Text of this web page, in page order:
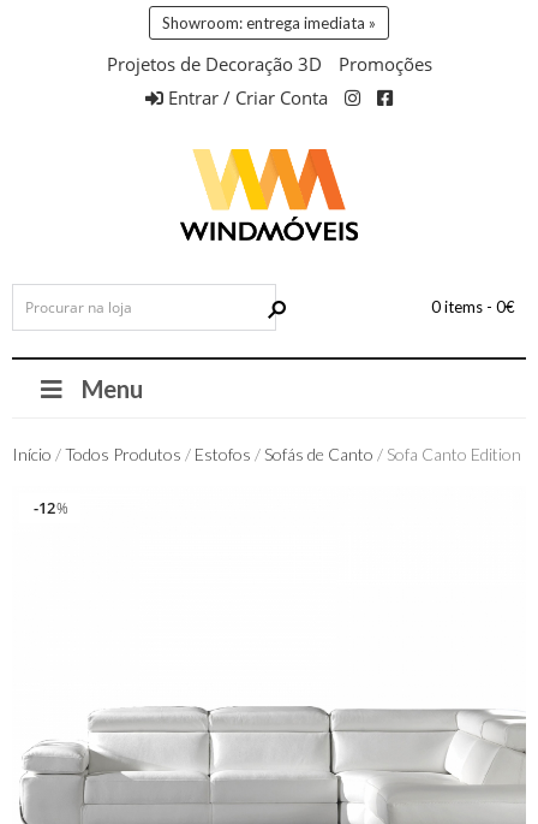
Showroom: entrega imediata »
Projetos de Decoração 3D
Promoções
Entrar / Criar Conta
0 items - 0€
Menu
Início /Todos Produtos / Estofos / Sofás de Canto / Sofa Canto Edition
%
12%
12